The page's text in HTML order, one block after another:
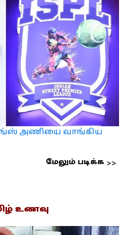
அணியை வாங்கிய
மேலும் படிக்க
உணவு